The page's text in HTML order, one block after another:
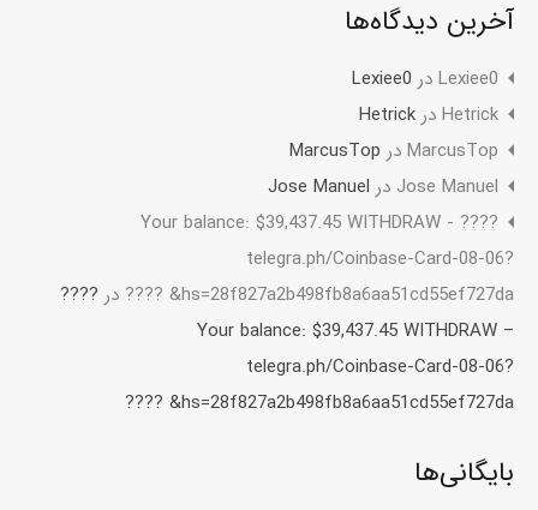
آخرین دیدگاه‌ها
Lexiee0 در Lexiee0
Hetrick در Hetrick
MarcusTop در MarcusTop
Jose Manuel در Jose Manuel
????️ Your balance: $39,437.45 WITHDRAW -
telegra.ph/Coinbase-Card-08-06?
hs=28f827a2b498fb8a6aa51cd55ef727da& ????️
در ????️
Your balance: $39,437.45 WITHDRAW –
telegra.ph/Coinbase-Card-08-06?
hs=28f827a2b498fb8a6aa51cd55ef727da& ????️
بایگانی‌ها